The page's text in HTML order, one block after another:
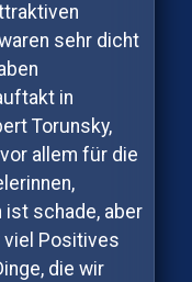
sehr dicht
in
Torunsky,
allem für die
ist schade, aber
viel Positives
die wir